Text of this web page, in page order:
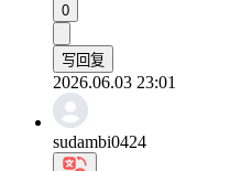
0
写回复
2026.06.03 23:01
sudambi0424